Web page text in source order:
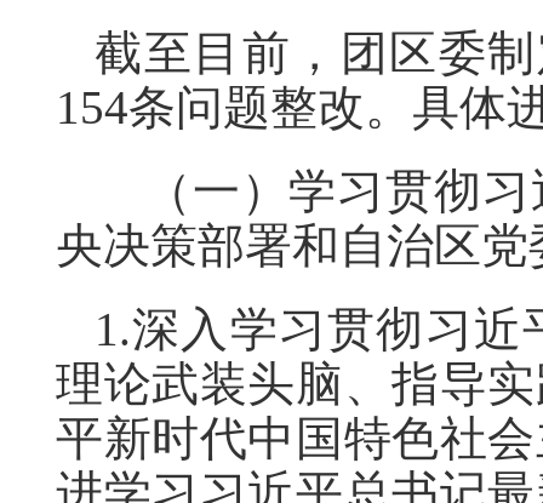
截至目前，团区委
154条问题整改。具体
（一）学习贯彻习
央决策部署和自治区
1.深入学习贯彻习
理论武装头脑、指导
平新时代中国特色社